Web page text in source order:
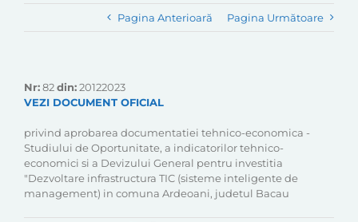
Pagina Anterioară Pagina Următoare
Nr:82din:20122023
VEZI DOCUMENT OFICIAL
privind aprobarea documentatiei tehnico-economica -
Studiului de Oportunitate, a indicatorilor tehnico-
economici si a Devizului General pentru investitia
"Dezvoltare infrastructura TIC (sisteme inteligente de
management) in comuna Ardeoani, judetul Bacau